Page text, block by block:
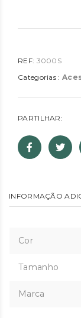
REF: 3000S
Categorias :
PARTILHAR:
INFORMAÇÃO
Cor
Tamanho
Marca